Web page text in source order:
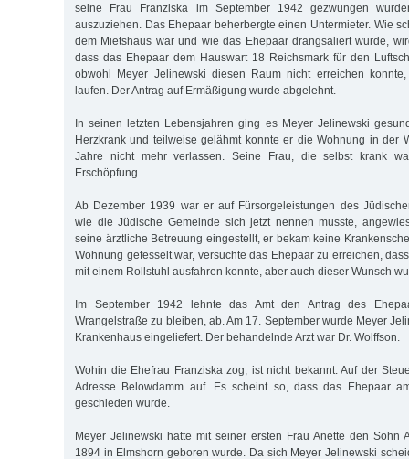
seine Frau Franziska im September 1942 gezwungen
auszuziehen. Das Ehepaar beherbergte einen Untermieter. Wie
dem Mietshaus war und wie das Ehepaar drangsaliert wurde,
dass das Ehepaar dem Hauswart 18 Reichsmark für den
obwohl Meyer Jelinewski diesen Raum nicht erreichen
laufen. Der Antrag auf Ermäßigung wurde abgelehnt.
In seinen letzten Lebensjahren ging es Meyer Jelinewski
Herzkrank und teilweise gelähmt konnte er die Wohnung in der
Jahre nicht mehr verlassen. Seine Frau, die selbst krank
Erschöpfung.
Ab Dezember 1939 war er auf Fürsorgeleistungen des
wie die Jüdische Gemeinde sich jetzt nennen musste,
seine ärztliche Betreuung eingestellt, er bekam keine
Wohnung gefesselt war, versuchte das Ehepaar zu erreichen,
mit einem Rollstuhl ausfahren konnte, aber auch dieser Wunsch
Im September 1942 lehnte das Amt den Antrag des
Wrangelstraße zu bleiben, ab. Am 17. September wurde Meyer
Krankenhaus eingeliefert. Der behandelnde Arzt war Dr. Wolffson.
Wohin die Ehefrau Franziska zog, ist nicht bekannt. Auf der
Adresse Belowdamm auf. Es scheint so, dass das Ehepaar
geschieden wurde.
Meyer Jelinewski hatte mit seiner ersten Frau Anette den Sohn
1894 in Elmshorn geboren wurde. Da sich Meyer Jelinewski